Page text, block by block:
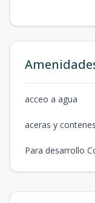
acceo a agua
aceras y contenes
Para desarrollo